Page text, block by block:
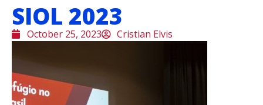
SIOL 2023
October 25, 2023 Cristian Elvis